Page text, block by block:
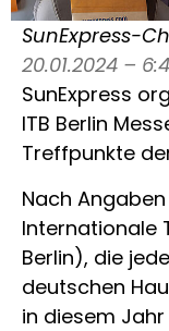
SunExpress-
20.01.2024 –
SunExpress
ITB Berlin
Treffpunkte
Nach
Internationale
Berlin), die
deutschen
in diesem